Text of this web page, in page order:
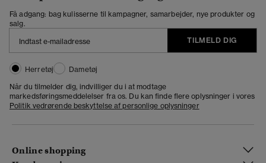
Få adgang: bag kulisserne til kampagner, samarbejder, nye produkter og
salg.
TILMELD DIG
Herretøj
Dametøj
Når du tilmelder dig, indvilliger du i at modtage
markedsføringsmeddelelser fra os. Du kan finde flere oplysninger i vores
Politik vedrørende beskyttelse af personlige oplysninger
Online shopping